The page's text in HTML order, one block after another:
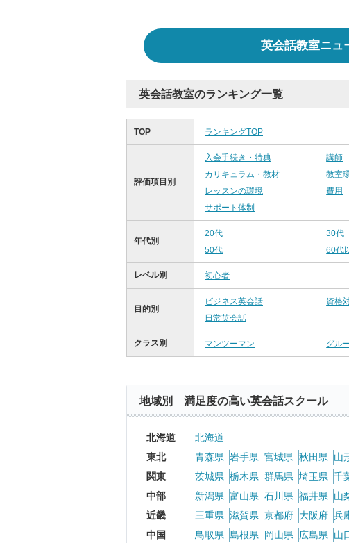
英会話教室ニュ
英会話教室のランキング一覧
TOP ランキングTOP
評価項目別
入会手続き・特典 講師
カリキュラム・教材
教室
レッスンの環境
費用
サポート体制
年代別
20代 30代
50代
60代
レベル別 初心者
目的別
ビジネス英会話 資格
日常英会話
クラス別 マンツーマン グル
地域別 満足度の高い英会話スクール
北海道
北海道
東北
青森県 岩手県 宮城県 秋田県 山
関東
茨城県 栃木県 群馬県 埼玉県 千
中部
新潟県 富山県 石川県 福井県 山
近畿
三重県 滋賀県 京都府 大阪府 兵
中国
鳥取県 島根県 岡山県 広島県 山